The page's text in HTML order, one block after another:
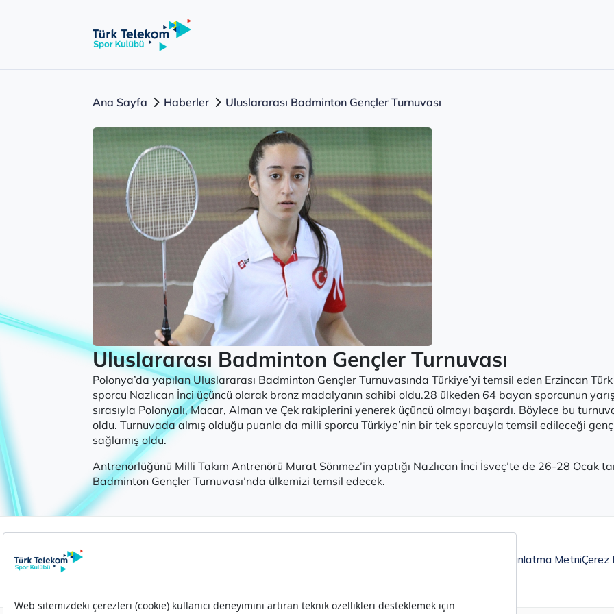
Ana Sayfa Haberler Uluslararası Badminton Gençler Turnuvası
Uluslararası Badminton Gençler Turnuvası
Polonya’da yapılan Uluslararası Badminton Gençler Turnuvasında Türkiye’yi temsil eden Erzincan
sporcu Nazlıcan İnci üçüncü olarak bronz madalyanın sahibi oldu.28 ülkeden 64 bayan sporcunun
sırasıyla Polonyalı, Macar, Alman ve Çek rakiplerini yenerek üçüncü olmayı başardı. Böylece bu
oldu. Turnuvada almış olduğu puanla da milli sporcu Türkiye’nin bir tek sporcuyla temsil edileceği
sağlamış oldu.
Antrenörlüğünü Milli Takım Antrenörü Murat Sönmez’in yaptığı Nazlıcan İnci İsveç’te de 26-28 Ocak
Badminton Gençler Turnuvası’nda ülkemizi temsil edecek.
Aydınlatma MetniÇerez